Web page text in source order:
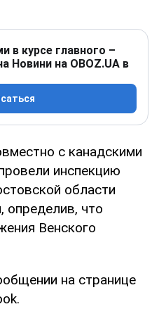
в курсе главного –
Новини на OBOZ.UA в
с канадскими
инспекцию
области
определив, что
Венского
на странице